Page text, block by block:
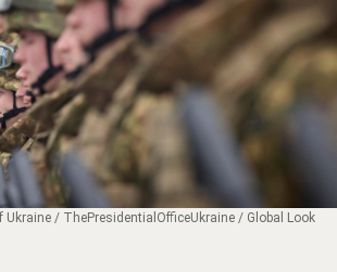
/ ThePresidentialOfficeUkraine / Global Look